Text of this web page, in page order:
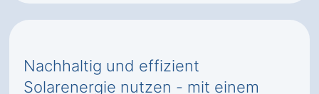
Nachhaltig und effizient
Solarenergie nutzen - mit einem